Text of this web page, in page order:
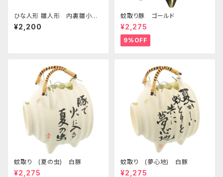
ひな人形 雛人形 内裏雛小
桃のお皿付き 四日市萬古焼
¥2,200
蚊取り豚 ゴールド
¥2,275
9%OFF
蚊取り (夏の虫) 白豚
¥2,275
蚊取り (夢心地) 白豚
¥2,275